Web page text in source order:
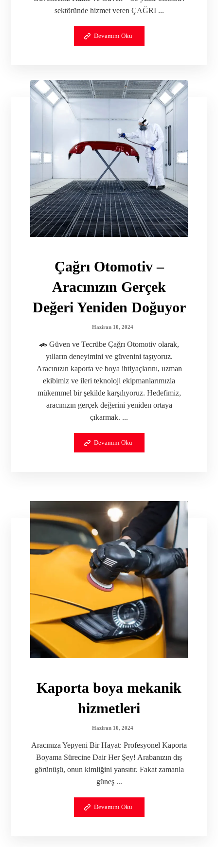
sektöründe hizmet veren ÇAĞRI ...
Devamını Oku
Çağrı Otomotiv –
Aracınızın Gerçek
Değeri Yeniden Doğuyor
Haziran 10, 2024
🚗 Güven ve Tecrübe Çağrı Otomotiv olarak,
yılların deneyimini ve güvenini taşıyoruz.
Aracınızın kaporta ve boya ihtiyaçlarını, uzman
ekibimiz ve ileri teknoloji ekipmanlarımızla
mükemmel bir şekilde karşılıyoruz. Hedefimiz,
aracınızın gerçek değerini yeniden ortaya
çıkarmak. ...
Devamını Oku
Kaporta boya mekanik
hizmetleri
Haziran 10, 2024
Aracınıza Yepyeni Bir Hayat: Profesyonel Kaporta
Boyama Sürecine Dair Her Şey! Arabanızın dış
görünüşü, onun kimliğini yansıtır. Fakat zamanla
güneş ...
Devamını Oku